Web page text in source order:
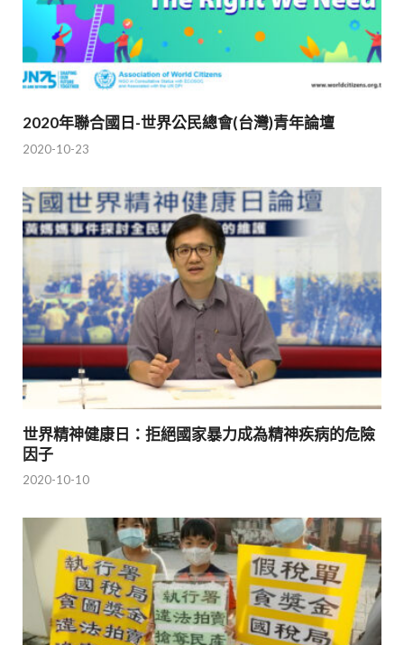
2020年聯合國日-世界公民總會(台灣)青年論壇
2020-10-23
世界精神健康日：拒絕國家暴力成為精神疾病的危險
因子
2020-10-10